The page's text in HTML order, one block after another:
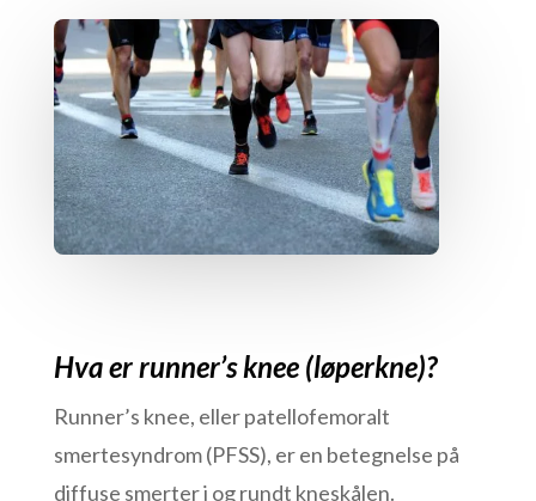
Hva er runner’s knee (løperkne)?
Runner’s knee, eller patellofemoralt
smertesyndrom (PFSS), er en betegnelse på
diffuse smerter i og rundt kneskålen.